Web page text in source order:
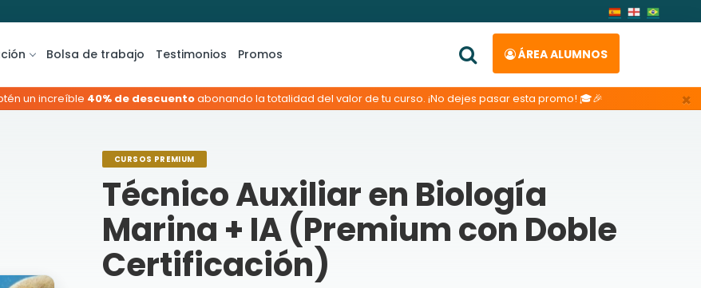
Bolsa de trabajo Testimonios Promos ÁREA ALUMNOS
×
un increíble 40% de descuentoabonando la totalidad del valor de tu curso. ¡No dejes pasar esta promo! 🎓🎉
CURSOS PREMIUM
Técnico Auxiliar en Biología
Marina + IA (Premium con Doble
Certificación)